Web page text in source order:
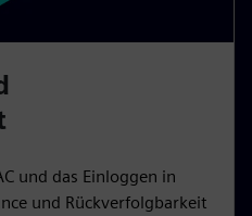
und das Einloggen in
und Rückverfolgbarkeit